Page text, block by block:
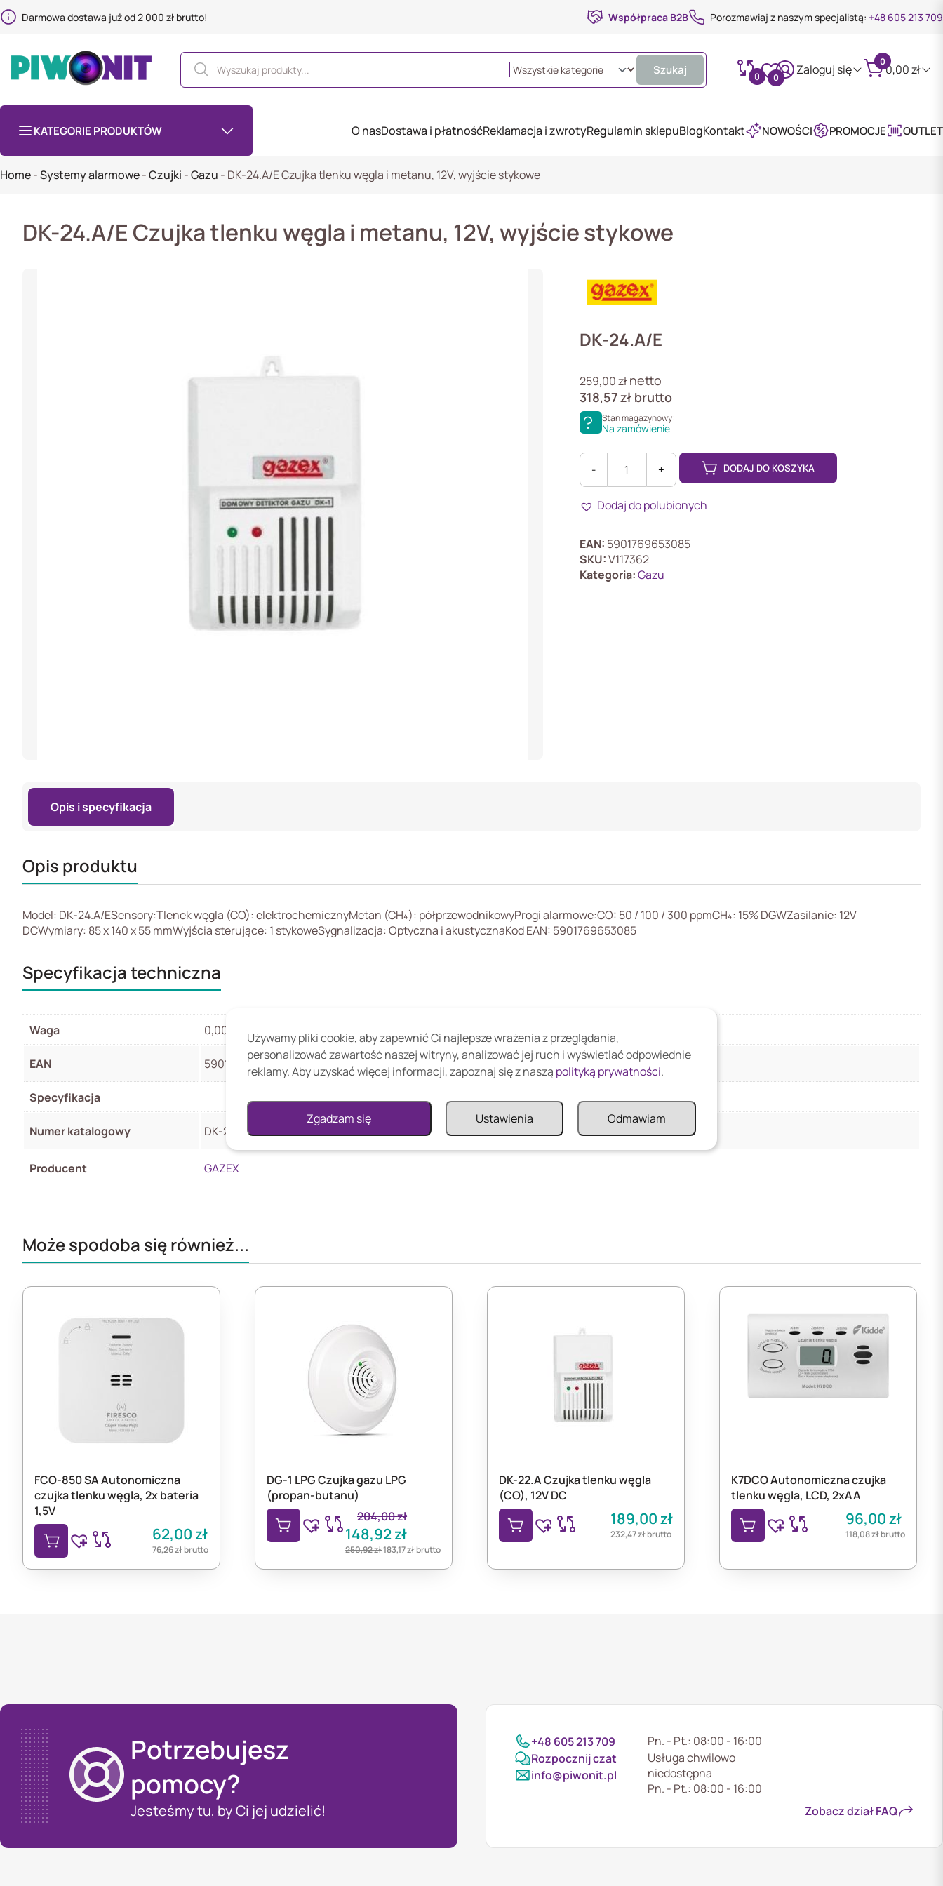
Darmowa dostawa już od 2 000 zł brutto! Współpraca B2B Porozmawiaj z naszym specjalistą: +48 605 213 709
Szukaj 0 0
Zaloguj się
0
0,00zł
KATEGORIE PRODUKTÓW O nasDostawa i płatnośćReklamacja i zwrotyRegulamin sklepuBlogKontakt NOWOŚCI PROMOCJE OUTLET
Home-Systemy alarmowe-Czujki -Gazu - DK-24.A/E Czujka tlenku węgla i metanu, 12V, wyjście stykowe
DK-24.A/E Czujka tlenku węgla i metanu, 12V, wyjście stykowe
DK-24.A/E
259,00złnetto
318,57zł brutto
Stan magazynowy:
Na zamówienie
-
DK-
24.A/E
tlenku
węgla
i
metanu,
+ DODAJ DO KOSZYKA
Dodaj do polubionych
EAN: 5901769653085
SKU:V117362
Kategoria:Gazu
Opis i specyfikacja
Opis produktu
Model: DK-24.A/ESensory:Tlenek węgla (CO): elektrochemicznyMetan (CH₄): półprzewodnikowyProgi alarmowe:CO: 50 / 100 / 300 ppmCH₄: 15% DGWZasilanie: 12V
DCWymiary: 85 x 140 x 55 mmWyjścia sterujące: 1 stykoweSygnalizacja: Optyczna i akustycznaKod EAN: 5901769653085
Specyfikacja techniczna
Waga 0,00 kg
EAN 5901769653085
Specyfikacja
Numer katalogowy DK-24.A/E
Producent GAZEX
Może spodoba się również...
FCO-850 SA Autonomiczna
czujka tlenku węgla, 2x bateria
1,5V
62,00zł
76,26złbrutto
DG-1 LPG Czujka gazu LPG
(propan-butanu)
204,00zł
148,92zł
250,92zł183,17złbrutto
DK-22.A Czujka tlenku węgla
(CO), 12V DC
189,00zł
232,47złbrutto
K7DCO Autonomiczna czujka
tlenku węgla, LCD, 2xAA
96,00zł
118,08złbrutto
Potrzebujesz
pomocy?
Jesteśmy tu, by Ci jej udzielić!
+48 605 213 709
Rozpocznij czat
info@piwonit.pl
Pn. - Pt.: 08:00 - 16:00
Usługa chwilowo
niedostępna
Pn. - Pt.: 08:00 - 16:00
Zobacz dział FAQ
Używamy pliki cookie, aby zapewnić Ci najlepsze wrażenia z przeglądania,
personalizować zawartość naszej witryny, analizować jej ruch i wyświetlać odpowiednie
reklamy. Aby uzyskać więcej informacji, zapoznaj się z naszą polityką prywatności.
Zgadzam się Ustawienia Odmawiam